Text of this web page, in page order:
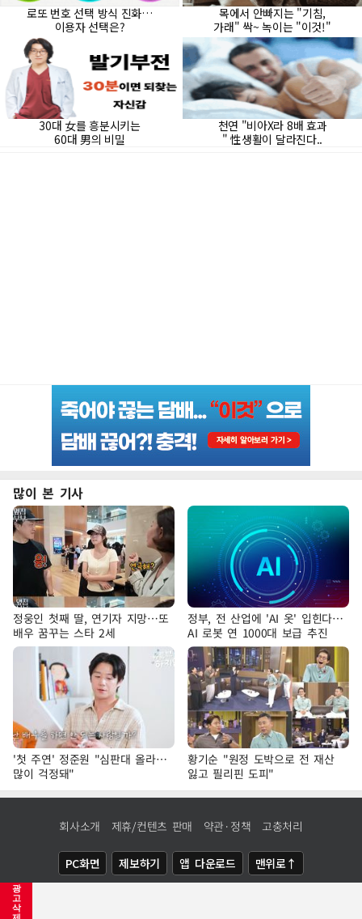
광
고
삭
많이 본 기사
정웅인 첫째 딸, 연기자 지망…또
배우 꿈꾸는 스타 2세
정부, 전 산업에 'AI 옷' 입힌다…
AI 로봇 연 1000대 보급 추진
'첫 주연' 정준원 "심판대 올라…
많이 걱정돼"
황기순 "원정 도박으로 전 재산
잃고 필리핀 도피"
회사소개 제휴/컨텐츠 판매 약관·정책 고충처리
PC화면 제보하기 앱 다운로드 맨위로↑